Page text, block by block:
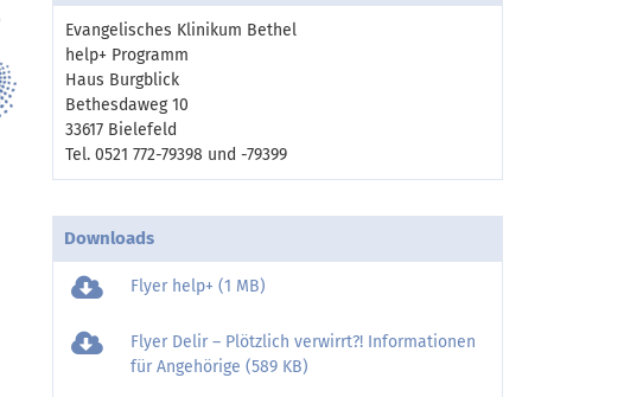
Evangelisches Klinikum Bethel
help+ Programm
Haus Burgblick
Bethesdaweg 10
33617 Bielefeld
Tel. 0521 772-79398 und -79399
Downloads
Flyer help+ (1 MB)
Flyer Delir – Plötzlich verwirrt?! Informationen
für Angehörige (589 KB)